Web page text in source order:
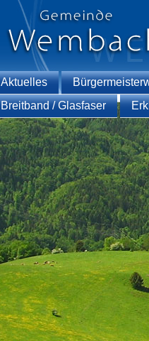
Aktuelles
Breitband / Glasfaser